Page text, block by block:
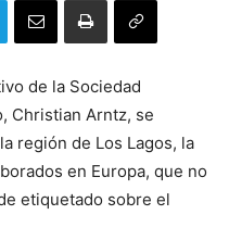
de la Sociedad
Christian Arntz, se
región de Los Lagos, la
en Europa, que no
etiquetado sobre el